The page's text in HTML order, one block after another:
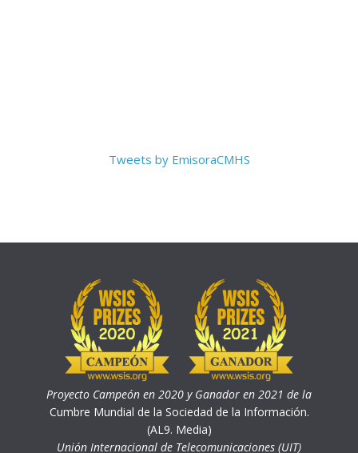
Tweets by EmisoraCMHS
Proyecto Campeón en 2020 y Ganador en 2021 de la
Cumbre Mundial de la Sociedad de la Información.
(AL9. Media)
Unión Internacional de Telecomunicaciones (UIT)